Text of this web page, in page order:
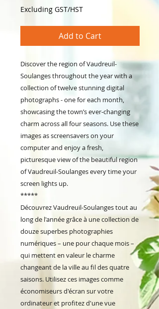
Excluding GST/HST
Add to Cart
Discover the region of Vaudreuil-
Soulanges throughout the year with a
collection of twelve stunning digital
photographs - one for each month,
showcasing the town’s ever‑changing
charm across all four seasons. Use these
images as screensavers on your
computer and enjoy a fresh,
picturesque view of the beautiful region
of Vaudreuil-Soulanges every time your
screen lights up.
*****
Découvrez Vaudreuil-Soulanges tout au
long de l'année grâce à une collection de
douze superbes photographies
numériques – une pour chaque mois –
qui mettent en valeur le charme
changeant de la ville au fil des quatre
saisons. Utilisez ces images comme
économiseurs d'écran sur votre
ordinateur et profitez d'une vue